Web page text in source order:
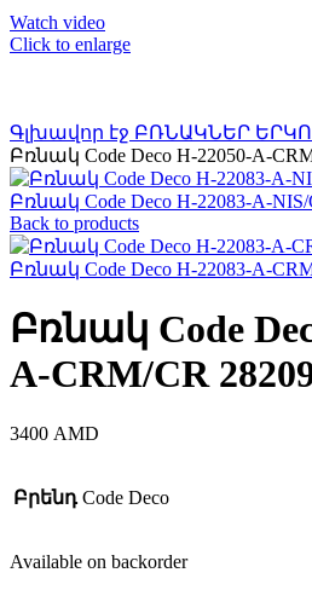
Watch video
Click to enlarge
Գլխավոր էջ ԲՌՆԱԿՆԵՐ
Բռնակ Code Deco H-22050-A-
Բռնակ Code Deco H-22083-A-NIS/
Back to products
Բռնակ Code Deco H-22083-A-
Բռնակ Code
A-CRM/CR
3400 AMD
Բրենդ Code Deco
Available on backorder